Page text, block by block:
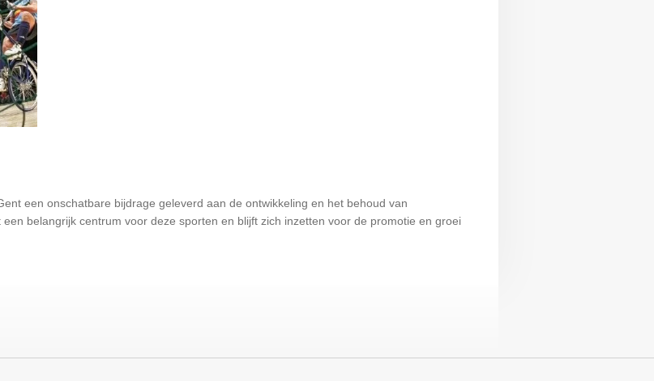
een onschatbare bijdrage geleverd aan de ontwikkeling en het behoud van
een belangrijk centrum voor deze sporten en blijft zich inzetten voor de promotie en groei